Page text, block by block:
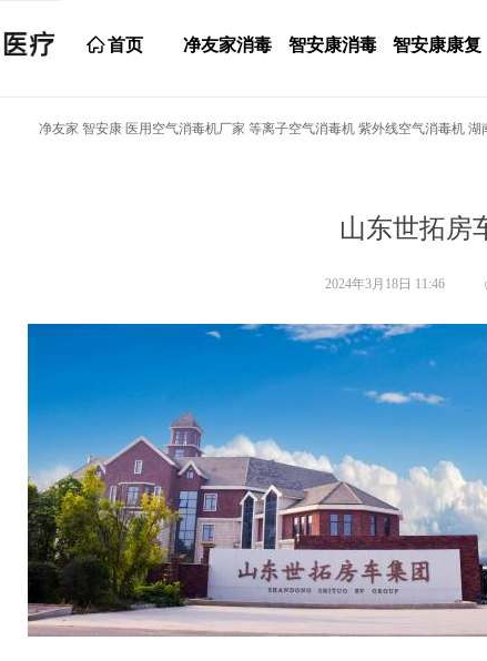
ꀇ 首页 净友家消毒 智安康消毒 智安康康复
山东世拓房
净友家 智安康 医用空气消毒机厂家 等离子空气消毒机 紫外线空气消毒机 湖
2024年3月18日 11:46